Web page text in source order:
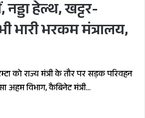
हेल्थ, खट्टर-
भारी भरकम मंत्रालय,
को राज्य मंत्री के तौर पर सड़क परिवहन
अहम विभाग, कैबिनेट मंत्री…